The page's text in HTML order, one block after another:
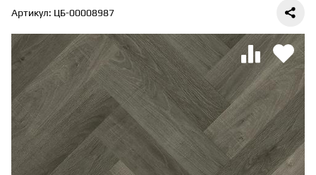
Калькулятор
О нас
Контакты
ПАРКЕТНАЯ ДОСКА
ТЕРРАСНАЯ ДОСКА
КОВРОВАЯ ПЛИТКА
Артикул: ЦБ-00008987